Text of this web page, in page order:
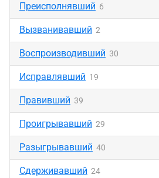
Преисполнявший 6
Вызванивавший 2
Воспроизводивший 30
Исправлявший 19
Правивший 39
Проигрывавший 29
Разыгрывавший 40
Сдерживавший 24